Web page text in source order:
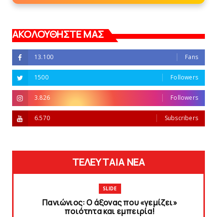
ΑΚΟΛΟΥΘΗΣΤΕ ΜΑΣ
13.100 Fans
1500 Followers
3.826 Followers
6.570 Subscribers
ΤΕΛΕΥΤΑΙΑ ΝΕΑ
SLIDE
Πανιώνιος: O άξονας που «γεμίζει»
ποιότητα και εμπειρία!